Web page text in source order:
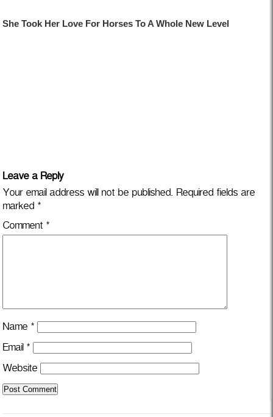
Leave a Reply
Your email address will not be published. Required fields are
marked *
Comment *
Name *
Email *
Website